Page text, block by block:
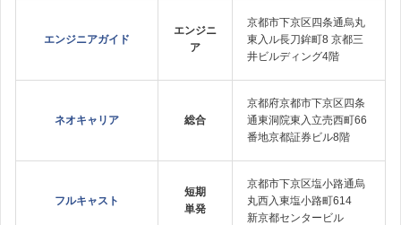
エンジニアガイド
エンジニ
ア
京都市下京区四条通烏丸
東入ル長刀鉾町8 京都三
井ビルディング4階
ネオキャリア 総合
京都府京都市下京区四条
通東洞院東入立売西町66
番地京都証券ビル8階
フルキャスト
短期
単発
京都市下京区塩小路通烏
丸西入東塩小路町614
新京都センタービル